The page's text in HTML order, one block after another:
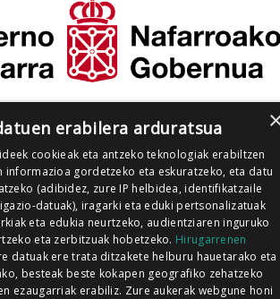
erabilera arduratsua
cookieak eta antzeko teknologiak erabiltzen
informazioa gordetzeko eta eskuratzeko, eta datu
(adibidez, zure IP helbidea, identifikatzaile
datuak), iragarki eta eduki pertsonalizatuak
eta edukia neurtzeko, audientziaren inguruko
eta zerbitzuak hobetzeko. Hirugarrenen
datuak ere trata ditzakete helburu hauetarako eta
besteak beste kokapen geografiko zehatzeko
ezaugarriak erabiliz. Zure aukerak webgune honi